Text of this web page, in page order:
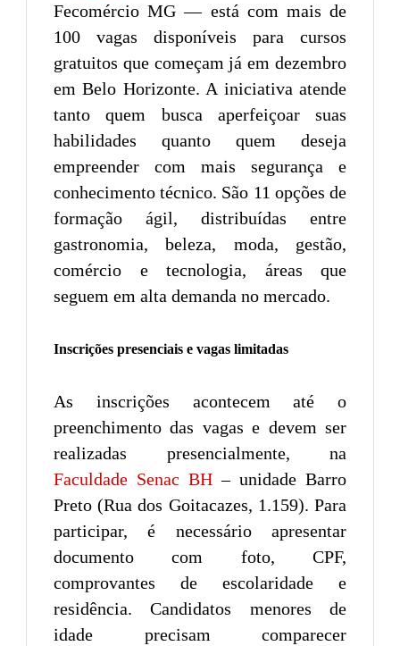
Fecomércio MG — está com mais de
100 vagas disponíveis para cursos
gratuitos que começam já em dezembro
em Belo Horizonte. A iniciativa atende
tanto quem busca aperfeiçoar suas
habilidades quanto quem deseja
empreender com mais segurança e
conhecimento técnico. São 11 opções de
formação ágil, distribuídas entre
gastronomia, beleza, moda, gestão,
comércio e tecnologia, áreas que
seguem em alta demanda no mercado.
Inscrições presenciais e vagas limitadas
As inscrições acontecem até o
preenchimento das vagas e devem ser
realizadas presencialmente, na
Faculdade Senac BH – unidade Barro
Preto (Rua dos Goitacazes, 1.159). Para
participar, é necessário apresentar
documento com foto, CPF,
comprovantes de escolaridade e
residência. Candidatos menores de
idade precisam comparecer